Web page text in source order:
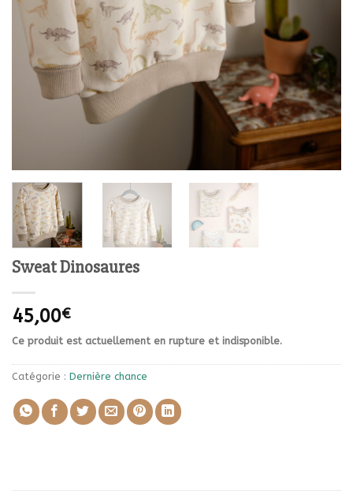
Sweat Dinosaures
45,00€
Ce produit est actuellement en rupture et indisponible.
Catégorie : Dernière chance